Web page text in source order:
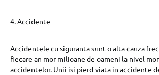
4. Accidente
Accidentele cu siguranta sunt o alta cauza
fiecare an mor milioane de oameni la nivel
accidentelor. Unii isi pierd viata in accidente